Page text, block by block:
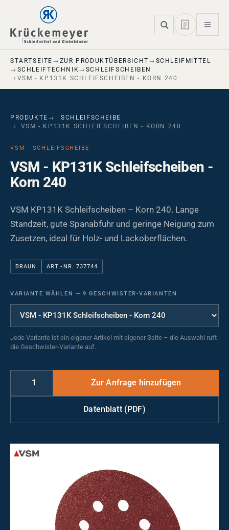
Skip to main navigation
Skip to main content
Skip to page footer
STARTSEITE ZUR PRODUKTÜBERSICHT
SCHLEIFMITTEL
SCHLEIFTECHNIK
SCHLEIFSCHEIBEN
VSM - KP131K SCHLEIFSCHEIBEN - KORN 240
PRODUKTE
SCHLEIFSCHEIBE
VSM - KP131K SCHLEIFSCHEIBEN - KORN 240
VSM · SCHLEIFSCHEIBE
VSM - KP131K Schleifscheiben -
Korn 240
VSM KP131K Schleifscheiben – Korn 240. Lange
Standzeit, gute Spanabfuhr und geringe Neigung zum
Zusetzen, ideal für Holz- und Lackoberflächen.
BRAUN ART.-NR. 737744
VARIANTE WÄHLEN — 9 GESCHWISTER-VARIANTEN
Jede Variante ist ein eigener Artikel mit eigener Seite – die Auswahl ruft
die Geschwister-Variante auf.
Datenblatt (PDF)